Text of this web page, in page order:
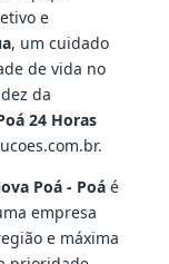
e
, um cuidado
de vida no
da
24 Horas
Poá - Poáé
empresa
e máxima